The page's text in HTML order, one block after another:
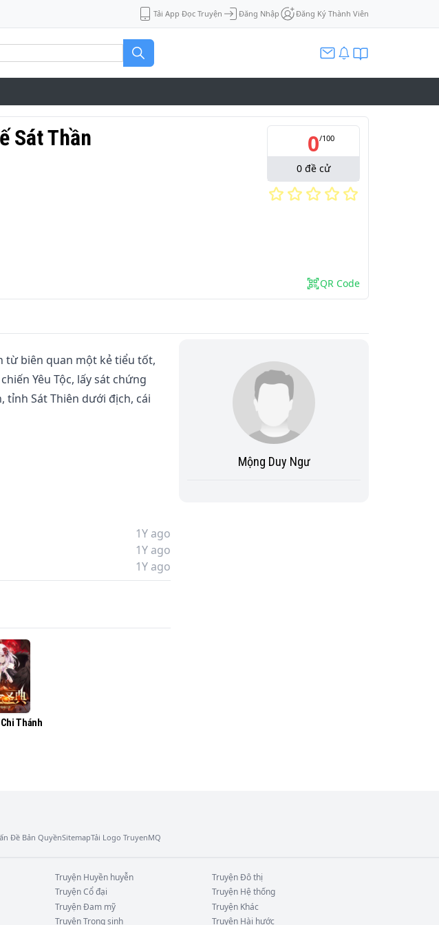
Tải App Đọc Truyện Đăng Nhập Đăng Ký Thành Viên
Sát Thần 0/100
0 đề cử
QR Code
từ biên quan một kẻ tiểu tốt,
Yêu Tộc, lấy sát chứng
tỉnh Sát Thiên dưới địch, cái
1Y ago
1Y ago
1Y ago
Thánh
Mộng Duy Ngư
Đề Bản QuyềnSitemapTải Logo TruyenMQ
Truyện Huyền huyễn TruyệnĐô thị
TruyệnCổ đại Truyện Hệ thống
TruyệnĐam mỹ Truyện Khác
TruyệnTrọng sinh Truyện Hài hước